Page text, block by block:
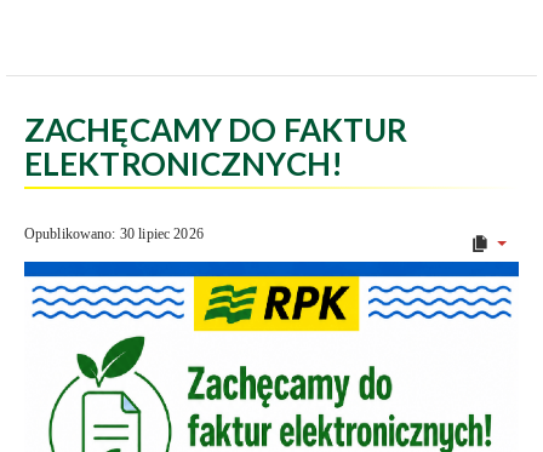
ZACHĘCAMY DO FAKTUR
ELEKTRONICZNYCH!
Opublikowano: 30 lipiec 2026